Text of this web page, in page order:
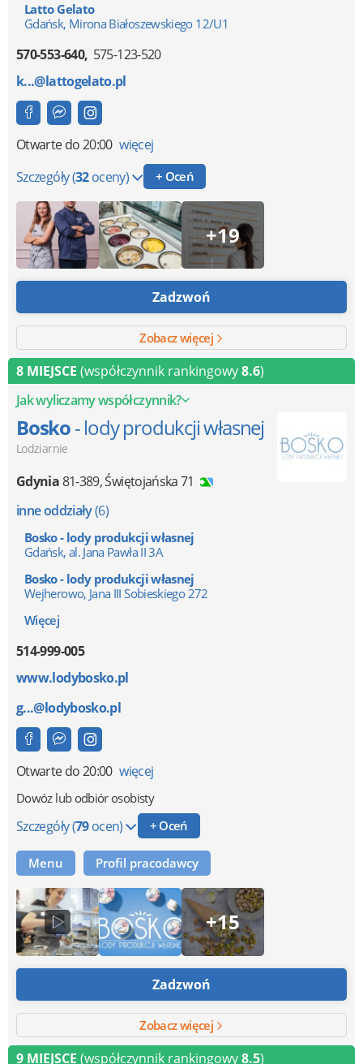
Latto Gelato
Gdańsk, Mirona Białoszewskiego 12/U1
570-553-640 575-123-520
k...@lattogelato.pl
Otwartedo 20:00 więcej
Szczegóły(32oceny) + Oceń
+19
Zadzwoń
Zobacz więcej
8 MIEJSCE (współczynnik rankingowy8.6)
Jak wyliczamy współczynnik?
Bosko- lody produkcji własnej
Lodziarnie
Gdynia81-389,Świętojańska 71
inne oddziały(6)
Bosko - lody produkcji własnej
Gdańsk, al. Jana Pawła II 3A
Bosko - lody produkcji własnej
Wejherowo, Jana III Sobieskiego 272
Więcej
514-999-005
www.lodybosko.pl
g...@lodybosko.pl
Otwartedo 20:00 więcej
Dowóz lub odbiór osobisty
Szczegóły(79ocen) + Oceń
Menu Profil pracodawcy
+15
Zadzwoń
Zobacz więcej
9 MIEJSCE (współczynnik rankingowy8.5)